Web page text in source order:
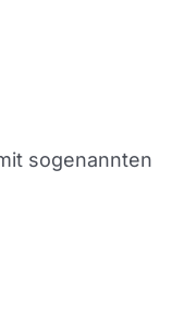
sogenannten